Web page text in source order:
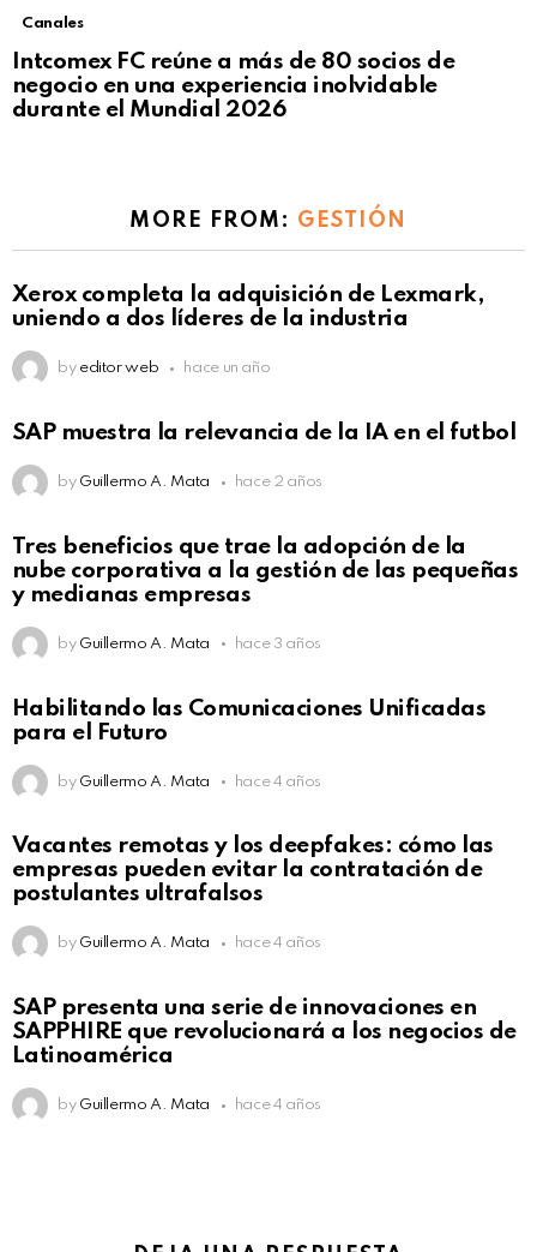
Canales
Intcomex FC reúne a más de 80 socios de
negocio en una experiencia inolvidable
durante el Mundial 2026
MORE FROM: GESTIÓN
Xerox completa la adquisición de Lexmark,
uniendo a dos líderes de la industria
by editor web hace un año
SAP muestra la relevancia de la IA en el futbol
by Guillermo A. Mata hace 2 años
Tres beneficios que trae la adopción de la
nube corporativa a la gestión de las pequeñas
y medianas empresas
by Guillermo A. Mata hace 3 años
Habilitando las Comunicaciones Unificadas
para el Futuro
by Guillermo A. Mata hace 4 años
Vacantes remotas y los deepfakes: cómo las
empresas pueden evitar la contratación de
postulantes ultrafalsos
by Guillermo A. Mata hace 4 años
SAP presenta una serie de innovaciones en
SAPPHIRE que revolucionará a los negocios de
Latinoamérica
by Guillermo A. Mata hace 4 años